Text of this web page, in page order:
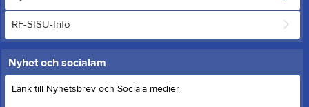
RF-SISU-Info
Nyhet och socialam
Länk till Nyhetsbrev och Sociala medier